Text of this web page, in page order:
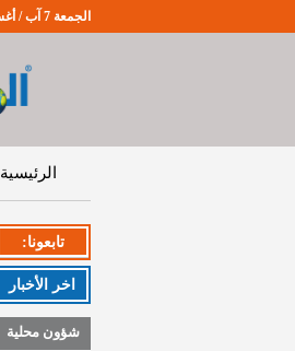
الجمعة 7 آب / أغسطس 2026. 7:4:45 صباحاً
الرئيسية
تابعونا:
اخر اﻷخبار
شؤون محلية